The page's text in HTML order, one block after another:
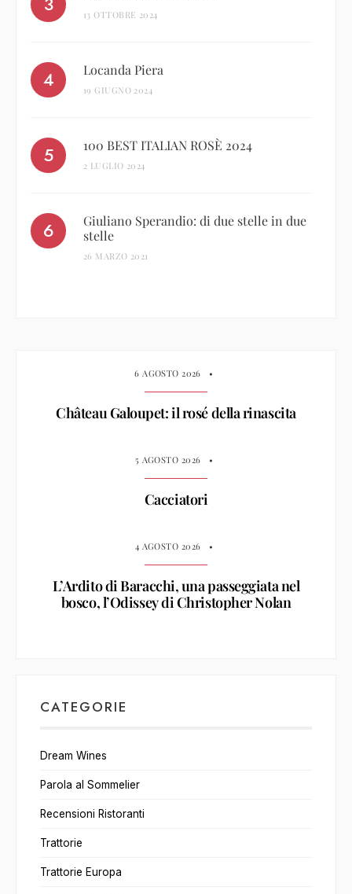
13 OTTOBRE 2024
Locanda Piera
19 GIUGNO 2024
100 BEST ITALIAN ROSÈ 2024
2 LUGLIO 2024
Giuliano Sperandio: di due stelle in due
stelle
26 MARZO 2021
6 AGOSTO 2026 •
Château Galoupet: il rosé della rinascita
5 AGOSTO 2026 •
Cacciatori
4 AGOSTO 2026 •
L’Ardito di Baracchi, una passeggiata nel
bosco, l’Odissey di Christopher Nolan
CATEGORIE
Dream Wines
Parola al Sommelier
Recensioni Ristoranti
Trattorie
Trattorie Europa